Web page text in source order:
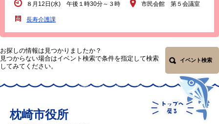
８月12日(水) 午後１時30分～３時 市民会館 第５会議室
長寿介護課
お探しの情報は見つかりましたか？
見つからない場合はイベント検索で条件を指定して検索
してみてください。
イベント検索
枕崎市役所